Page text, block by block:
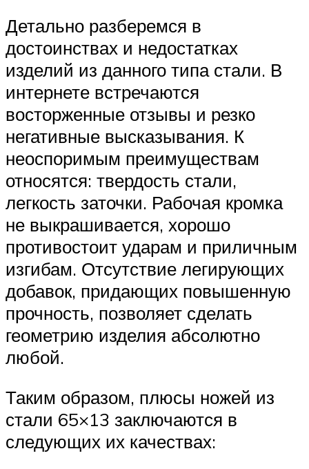
Детально разберемся в
достоинствах и недостатках
изделий из данного типа стали. В
интернете встречаются
восторженные отзывы и резко
негативные высказывания. К
неоспоримым преимуществам
относятся: твердость стали,
легкость заточки. Рабочая кромка
не выкрашивается, хорошо
противостоит ударам и приличным
изгибам. Отсутствие легирующих
добавок, придающих повышенную
прочность, позволяет сделать
геометрию изделия абсолютно
любой.
Таким образом, плюсы ножей из
стали 65×13 заключаются в
следующих их качествах: